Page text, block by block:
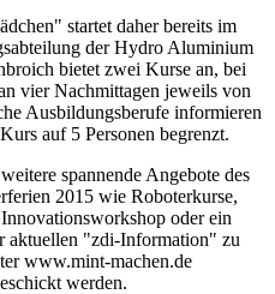
startet daher bereits im
der Hydro Aluminium
bietet zwei Kurse an, bei
vier Nachmittagen jeweils von
Ausbildungsberufe informieren
auf 5 Personen begrenzt.
spannende Angebote des
2015 wie Roboterkurse,
oder ein
aktuellen "zdi-Information" zu
www.mint-machen.de
werden.